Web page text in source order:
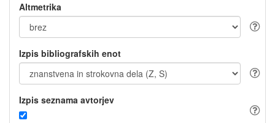
Altmetrika
Izpis bibliografskih enot
Izpis seznama avtorjev